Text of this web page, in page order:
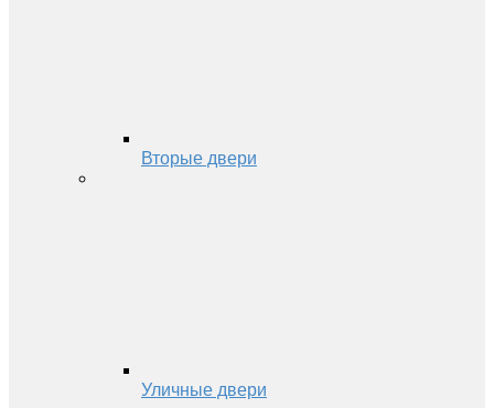
Вторые двери
Уличные двери